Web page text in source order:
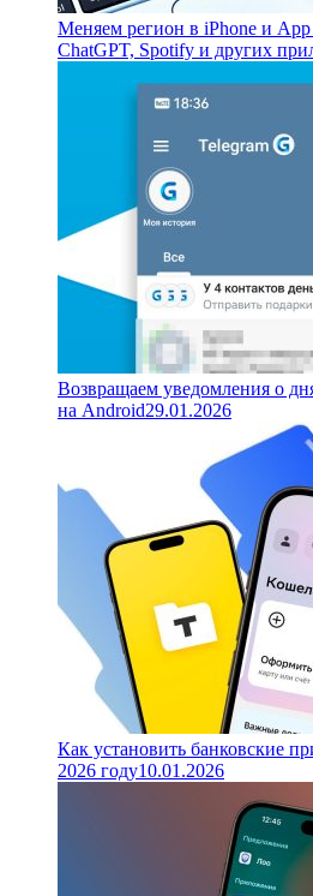
Меняем регион в iPhone и App
ChatGPT, Spotify и других
Возвращаем уведомления о
на Android29.01.2026
Как установить банковские
2026 году10.01.2026